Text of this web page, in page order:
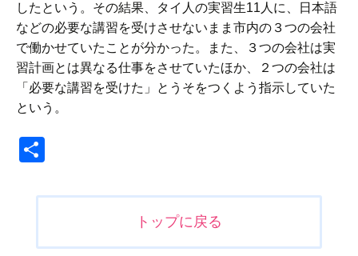
したという。その結果、タイ人の実習生11人に、日本語
などの必要な講習を受けさせないまま市内の３つの会社
で働かせていたことが分かった。また、３つの会社は実
習計画とは異なる仕事をさせていたほか、２つの会社は
「必要な講習を受けた」とうそをつくよう指示していた
という。
トップに戻る